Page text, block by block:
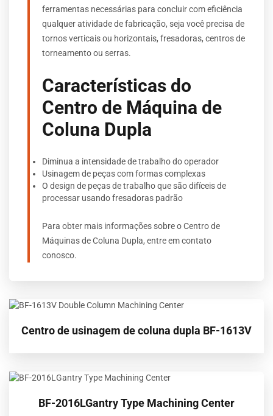
ferramentas necessárias para concluir com eficiência
qualquer atividade de fabricação, seja você precisa de
tornos verticais ou horizontais, fresadoras, centros de
torneamento ou serras.
Características do
Centro de Máquina de
Coluna Dupla
Diminua a intensidade de trabalho do operador
Usinagem de peças com formas complexas
O design de peças de trabalho que são difíceis de
processar usando fresadoras padrão
Para obter mais informações sobre o Centro de
Máquinas de Coluna Dupla, entre em contato
conosco.
Centro de usinagem de coluna dupla BF-1613V
BF-2016LGantry Type Machining Center